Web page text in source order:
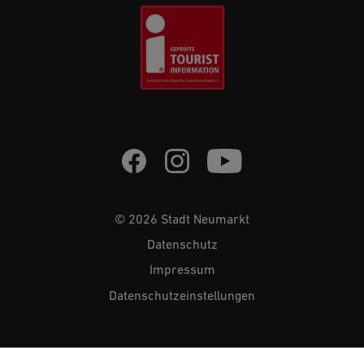
© 2026 Stadt Neumarkt
Datenschutz
Impressum
Datenschutzeinstellungen